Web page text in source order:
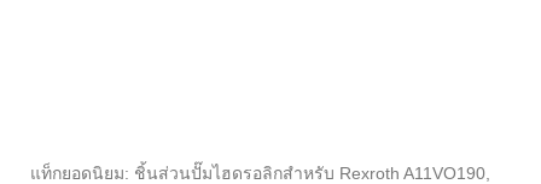
แท็กยอดนิยม: ชิ้นส่วนปั๊มไฮดรอลิกสำหรับ Rexroth A11VO190,